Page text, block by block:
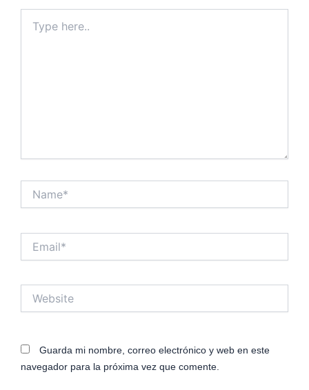
here..
Guarda mi nombre, correo electrónico y web en este
navegador para la próxima vez que comente.